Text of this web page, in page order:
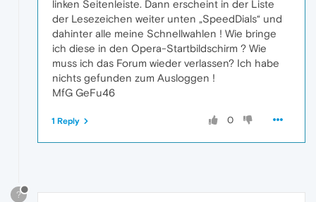
linken Seitenleiste. Dann erscheint in der Liste
der Lesezeichen weiter unten „SpeedDials“ und
dahinter alle meine Schnellwahlen ! Wie bringe
ich diese in den Opera-Startbildschirm ? Wie
muss ich das Forum wieder verlassen? Ich habe
nichts gefunden zum Ausloggen !
MfG GeFu46
0
1 Reply
?